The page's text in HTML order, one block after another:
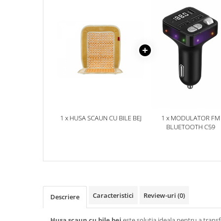
Accesorii pentru Roti si Anvelope
Piese Caroserie
Amortizoare Capota
1 x HUSA SCAUN CU BILE BEJ
1 x MODULATOR FM
BLUETOOTH C59
Descriere Caracteristici Review-uri (0)